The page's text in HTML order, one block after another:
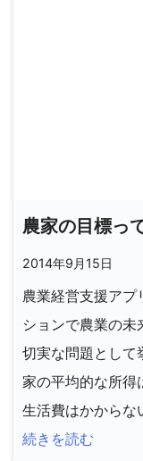
農家の目標っ
2014年9月15日
農業経営支援アプ
ションで農業の未
切実な問題として
家の平均的な所得
生活費はかから
続きを読む